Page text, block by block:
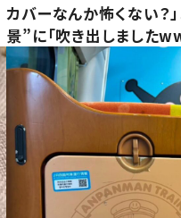
カバーなんか怖くない？
景”に「吹き出しました